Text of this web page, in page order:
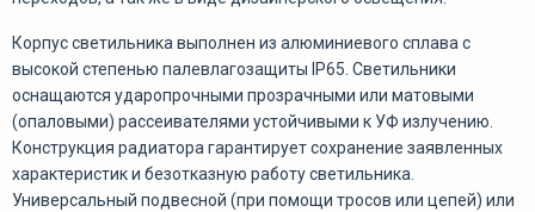
Корпус светильника выполнен из алюминиевого сплава с
высокой степенью палевлагозащиты IP65. Светильники
оснащаются ударопрочными прозрачными или матовыми
(опаловыми) рассеивателями устойчивыми к УФ излучению.
Конструкция радиатора гарантирует сохранение заявленных
характеристик и безотказную работу светильника.
Универсальный подвесной (при помощи тросов или цепей) или